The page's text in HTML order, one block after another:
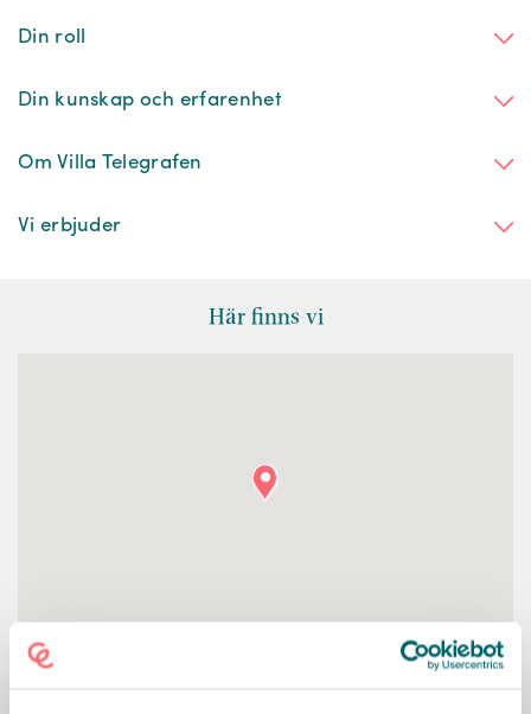
Din roll
Din kunskap och erfarenhet
Om Villa Telegrafen
Vi erbjuder
Här finns vi